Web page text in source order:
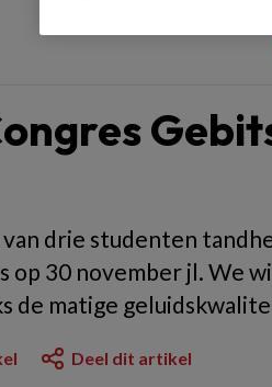
drie studenten
op 30 november jl. We
de matige
Deel dit artikel